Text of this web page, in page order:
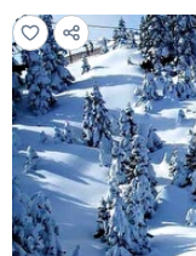
Tüm Fotoğraflar